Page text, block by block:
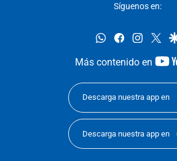
Síguenos en:
whatsappfacebook
Más contenido en
Descarga nuestra app en
Descarga nuestra app en